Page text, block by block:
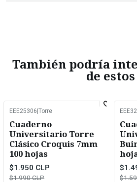
También podría
de estos
EEE25306 Torre
Cuaderno
Universitario Torre
Clásico Croquis 7mm
100 hojas
$1.950 CLP
$1.990 CLP